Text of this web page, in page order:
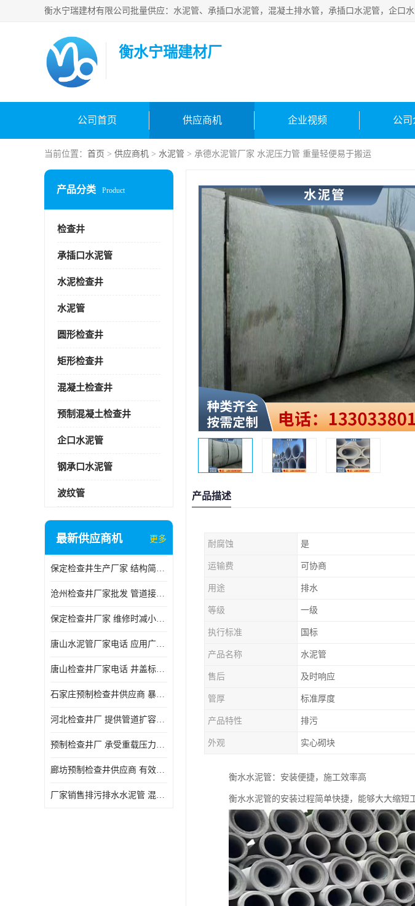
衡水宁瑞建材厂
公司首页 供应商机 企业视频 公司
当前位置： 首页 > 供应商机 > 水泥管 > 承德水泥管厂家 水泥压力管 重量轻便易于搬运
产品分类 Product
检查井
承插口水泥管
水泥检查井
水泥管
圆形检查井
矩形检查井
混凝土检查井
预制混凝土检查井
企口水泥管
钢承口水泥管
波纹管
最新供应商机 更多
保定检查井生产厂家 结构简单易于安装
沧州检查井厂家批发 管道接口密封良好
保定检查井厂家 维修时减小交通影响
唐山水泥管厂家电话 应用广泛领域多样
唐山检查井厂家电话 井盖标识清晰无误
石家庄预制检查井供应商 暴雨季节排水畅通
河北检查井厂 提供管道扩容接口
预制检查井厂 承受重载压力稳定
廊坊预制检查井供应商 有效引导分流雨水
厂家销售排污排水水泥管 混凝土钢筋水泥管 承插式混凝土排水管
产品描述
耐腐蚀 是
运输费 可协商
用途 排水
等级 一级
执行标准 国标
产品名称 水泥管
售后 及时响应
管厚 标准厚度
产品特性 排污
外观 实心砌块
衡水水泥管：安装便捷，施工效率高
衡水水泥管的安装过程简单快捷，能够大大缩短